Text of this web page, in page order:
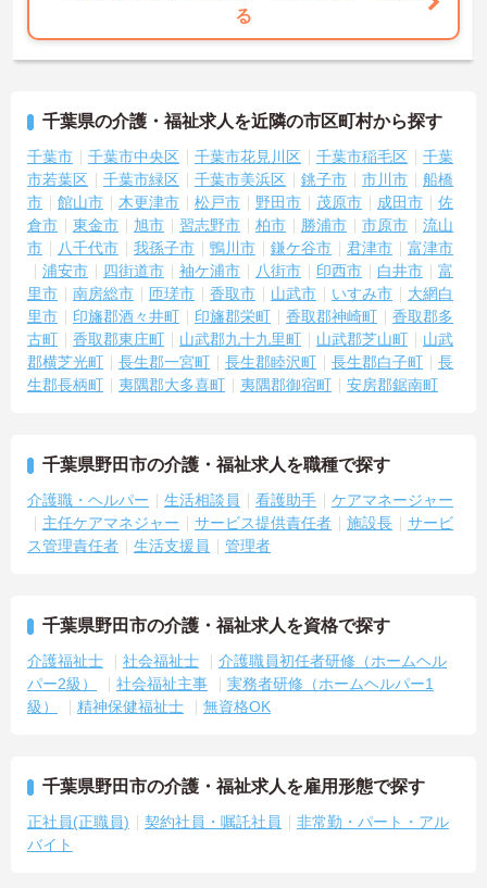
る
千葉県の介護・福祉求人を近隣の市区町村から探す
千葉市 千葉市中央区 千葉市花見川区 千葉市稲毛区
千葉
市若葉区
千葉市緑区 千葉市美浜区 銚子市 市川市
船橋
市
館山市 木更津市 松戸市 野田市 茂原市 成田市
佐
倉市
東金市 旭市 習志野市 柏市 勝浦市 市原市
流山
市
八千代市 我孫子市 鴨川市 鎌ケ谷市 君津市
富津市
浦安市
四街道市 袖ケ浦市 八街市 印西市 白井市
富
里市
南房総市 匝瑳市 香取市 山武市 いすみ市
大網白
里市
印旛郡酒々井町 印旛郡栄町 香取郡神崎町
香取郡多
古町
香取郡東庄町 山武郡九十九里町 山武郡芝山町
山武
郡横芝光町
長生郡一宮町 長生郡睦沢町 長生郡白子町
長
生郡長柄町
夷隅郡大多喜町 夷隅郡御宿町 安房郡鋸南町
千葉県野田市の介護・福祉求人を職種で探す
介護職・ヘルパー 生活相談員 看護助手
ケアマネージャー
主任ケアマネジャー
サービス提供責任者 施設長
サービ
ス管理責任者
生活支援員 管理者
千葉県野田市の介護・福祉求人を資格で探す
介護福祉士 社会福祉士
介護職員初任者研修（ホームヘル
パー2級）
社会福祉主事
実務者研修（ホームヘルパー1
級）
精神保健福祉士 無資格OK
千葉県野田市の介護・福祉求人を雇用形態で探す
正社員(正職員) 契約社員・嘱託社員
非常勤・パート・アル
バイト